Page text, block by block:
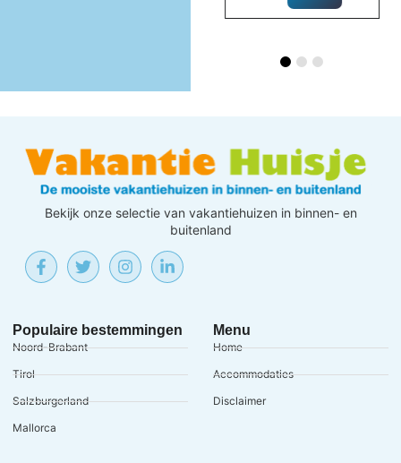
Bekijk onze selectie van vakantiehuizen in binnen- en
buitenland
Populaire bestemmingen
Noord-Brabant
Tirol
Salzburgerland
Mallorca
Menu
Home
Accommodaties
Disclaimer